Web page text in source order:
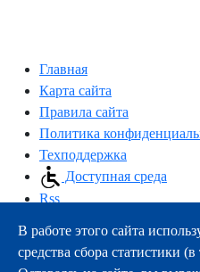
Главная
Карта сайта
Правила сайта
Политика
Техподдержка
Доступная среда
Rss
163000, г.Архангельск, пр-т
тел.:+7 (8182) 21-11-63
В работе этого сайта
средства сбора статистики